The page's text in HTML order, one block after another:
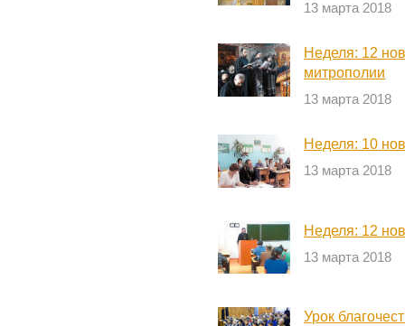
13 марта 2018
Неделя: 12
митрополии
13 марта 2018
Неделя: 10
13 марта 2018
Неделя: 12
13 марта 2018
Урок